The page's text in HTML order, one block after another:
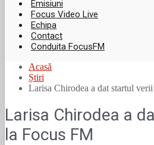
Emisiuni
Focus Video Live
Echipa
Contact
Conduita FocusFM
Acasă
Știri
Larisa Chirodea a dat startul
Larisa Chirodea a
la Focus FM